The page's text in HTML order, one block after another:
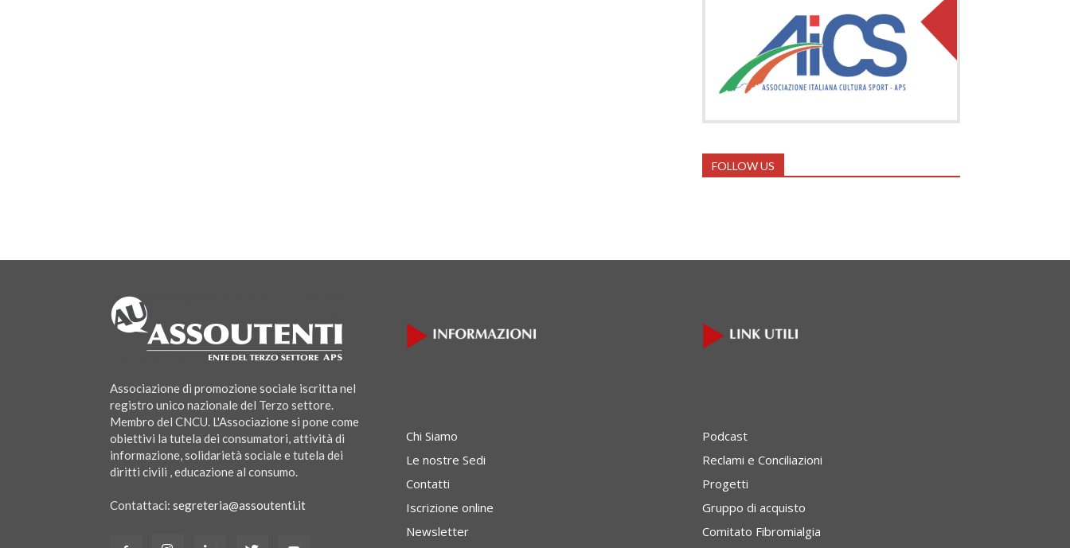
FOLLOW US
Associazione di promozione sociale iscritta nel
registro unico nazionale del Terzo settore.
Membro del CNCU. L'Associazione si pone come
obiettivi la tutela dei consumatori, attività di
informazione, solidarietà sociale e tutela dei
diritti civili , educazione al consumo.
Contattaci: segreteria@assoutenti.it
Chi Siamo
Le nostre Sedi
Contatti
Iscrizione online
Newsletter
Podcast
Reclami e Conciliazioni
Progetti
Gruppo di acquisto
Comitato Fibromialgia